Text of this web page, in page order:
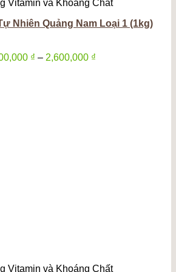
Vitamin và Khoáng Chất
Nhiên Quảng Nam Loại 1 (1kg)
₫ – 2,600,000 ₫Khoảng
Vitamin và Khoáng Chất